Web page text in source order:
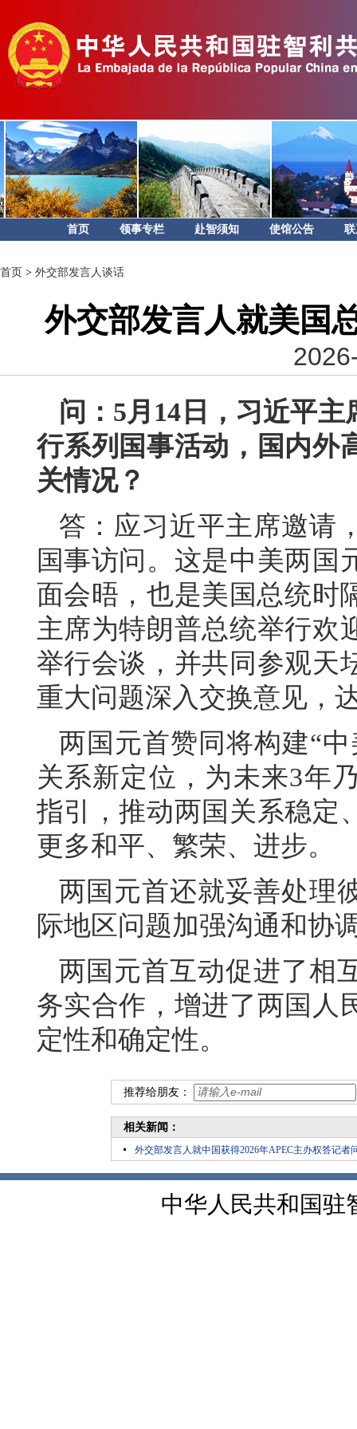
首页 领事专栏 赴智须知 使馆公告
首页 > 外交部发言人谈话
外交部发言人就美国
问：5月14日，习近平
行系列国事活动，国内外
关情况？
答：应习近平主席邀请
国事访问。这是中美两国
面会晤，也是美国总统时
主席为特朗普总统举行欢
举行会谈，并共同参观天
重大问题深入交换意见，
两国元首赞同将构建“
关系新定位，为未来3年
指引，推动两国关系稳定
更多和平、繁荣、进步。
两国元首还就妥善处理
际地区问题加强沟通和协
两国元首互动促进了相
务实合作，增进了两国人
定性和确定性。
推荐给朋友：
相关新闻：
外交部发言人就中国获得2026年APEC主办权答记者
中华人民共和国驻